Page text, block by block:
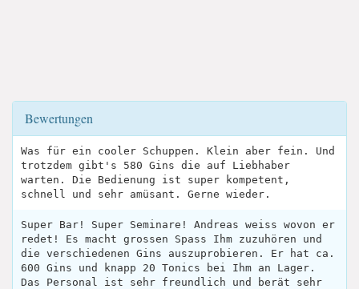
Bewertungen
Was für ein cooler Schuppen. Klein aber fein. Und
trotzdem gibt's 580 Gins die auf Liebhaber
warten. Die Bedienung ist super kompetent,
schnell und sehr amüsant. Gerne wieder.
Super Bar! Super Seminare! Andreas weiss wovon er
redet! Es macht grossen Spass Ihm zuzuhören und
die verschiedenen Gins auszuprobieren. Er hat ca.
600 Gins und knapp 20 Tonics bei Ihm an Lager.
Das Personal ist sehr freundlich und berät sehr